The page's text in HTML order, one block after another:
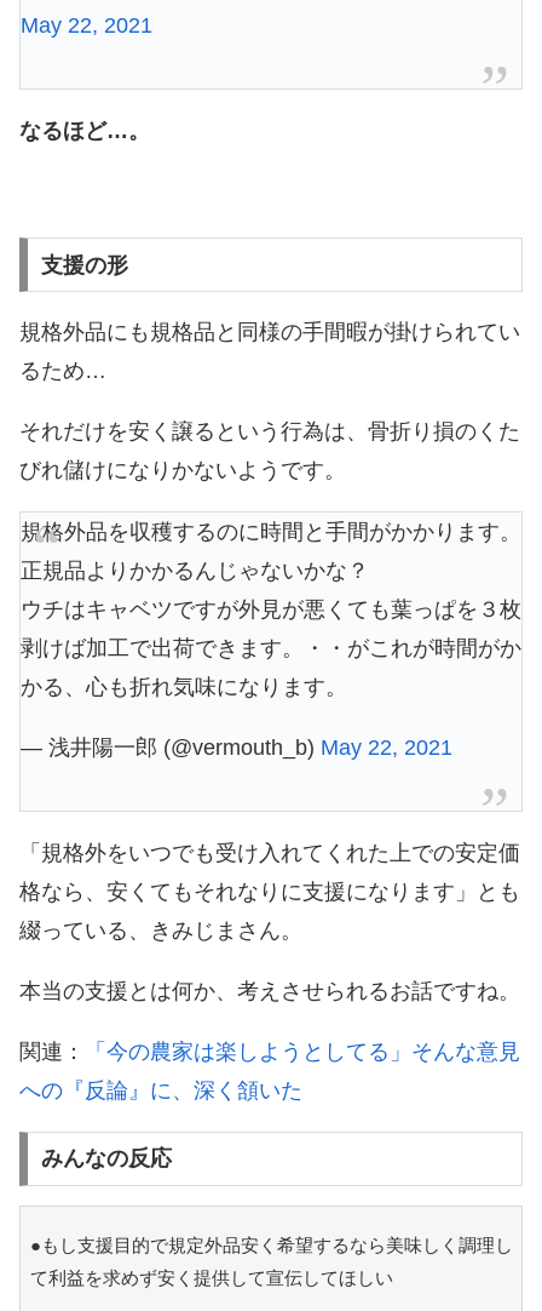
May 22, 2021
なるほど…。
支援の形
規格外品にも規格品と同様の手間暇が掛けられてい
るため…
それだけを安く譲るという行為は、骨折り損のくた
びれ儲けになりかないようです。
規格外品を収穫するのに時間と手間がかかります。
正規品よりかかるんじゃないかな？
ウチはキャベツですが外見が悪くても葉っぱを３枚
剥けば加工で出荷できます。・・がこれが時間がか
かる、心も折れ気味になります。
— 浅井陽一郎 (@vermouth_b) May 22, 2021
「規格外をいつでも受け入れてくれた上での安定価
格なら、安くてもそれなりに支援になります」とも
綴っている、きみじまさん。
本当の支援とは何か、考えさせられるお話ですね。
関連：
「今の農家は楽しようとしてる」そんな意見
への『反論』に、深く頷いた
みんなの反応
●もし支援目的で規定外品安く希望するなら美味しく調理し
て利益を求めず安く提供して宣伝してほしい